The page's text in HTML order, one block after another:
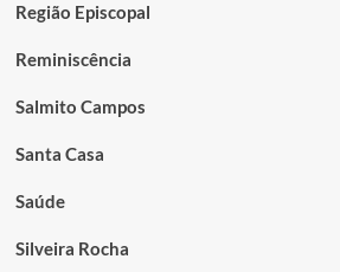
Região Episcopal
Reminiscência
Salmito Campos
Santa Casa
Saúde
Silveira Rocha